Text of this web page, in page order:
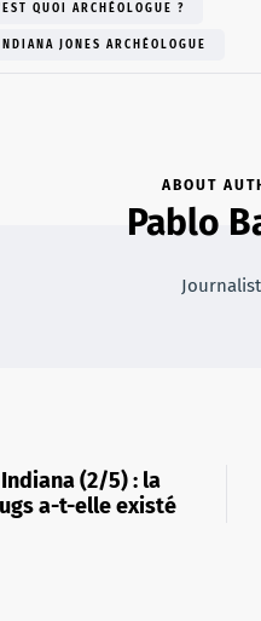
QUOI ARCHÉOLOGUE ?
INDIANA JONES ARCHÉOLOGUE
ABOUT
Pablo
(2/5) : la
a-t-elle existé